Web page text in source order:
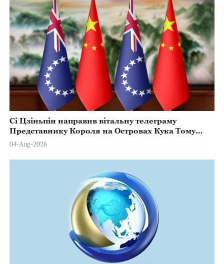
Сі Цзіньпін направив вітальну телеграму
Представнику Короля на Островах Кука Тому
Марстерсу з нагоди Дня Конституції
04-Aug-2026